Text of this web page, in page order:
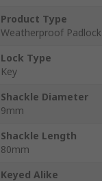
Product Type
Weatherproof Padlock
Lock Type
Key
Shackle Diameter
9mm
Shackle Length
80mm
Keyed Alike